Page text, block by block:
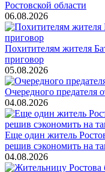
Ростовской области
06.08.2026
Похитителям жителя
приговор
05.08.2026
Очередного предателя
04.08.2026
Еще один житель
решив сэкономить на
04.08.2026